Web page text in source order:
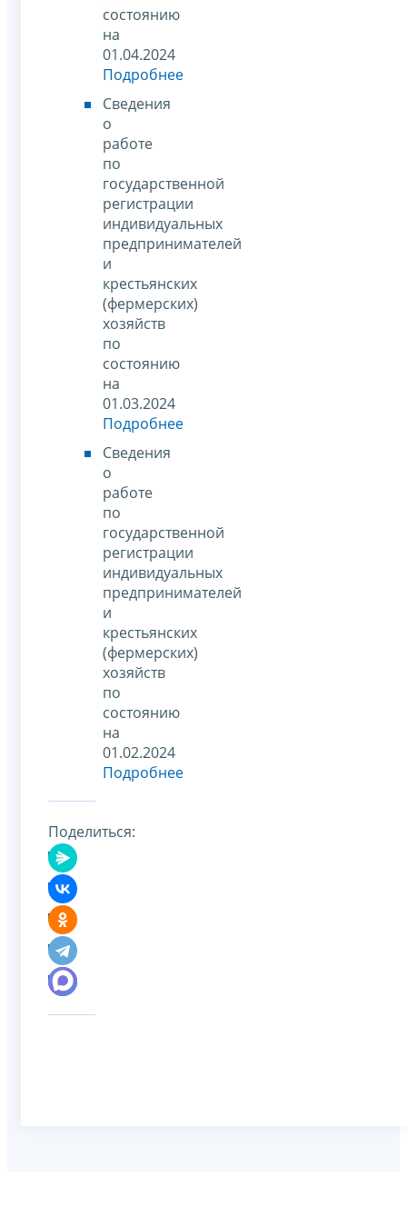
состоянию
на
01.04.2024
Подробнее
Сведения
о
работе
по
государственной
регистрации
индивидуальных
предпринимателей
и
крестьянских
(фермерских)
хозяйств
по
состоянию
на
01.03.2024
Подробнее
Сведения
о
работе
по
государственной
регистрации
индивидуальных
предпринимателей
и
крестьянских
(фермерских)
хозяйств
по
состоянию
на
01.02.2024
Подробнее
Поделиться: